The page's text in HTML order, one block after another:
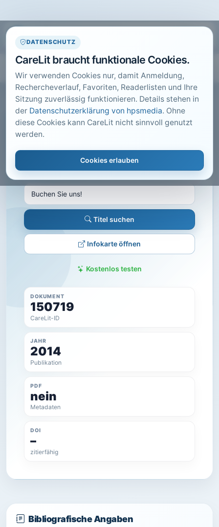
DATENSCHUTZ
CareLit braucht funktionale Cookies.
Wir verwenden Cookies nur, damit Anmeldung,
Rechercheverlauf, Favoriten, Readerlisten und Ihre
Sitzung zuverlässig funktionieren. Details stehen in
der Datenschutzerklärung von hpsmedia. Ohne
diese Cookies kann CareLit nicht sinnvoll genutzt
werden.
Cookies erlauben
CARELIT FACHARTIKEL
Buchen Sie uns!
Zehnder, A.; · kma Das Gesundheitsmagazin,
Wegscheid · 2014 · Heft 6 · S. 57 bis 62
Titel suchen
Infokarte öffnen
Kostenlos testen
DOKUMENT
150719
CareLit-ID
JAHR
2014
Publikation
PDF
nein
Metadaten
DOI
–
zitierfähig
Bibliografische Angaben